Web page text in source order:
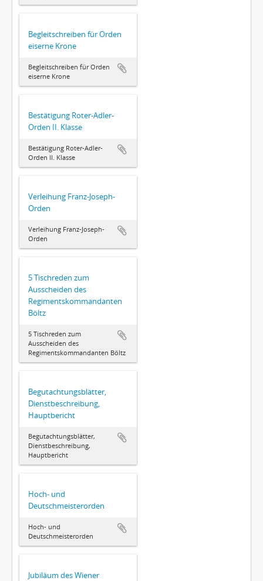
Begleitschreiben für Orden
eiserne Krone
Begleitschreiben für Orden
eiserne Krone
Bestätigung Roter-Adler-
Orden II. Klasse
Bestätigung Roter-Adler-
Orden II. Klasse
Verleihung Franz-Joseph-
Orden
Verleihung Franz-Joseph-
Orden
5 Tischreden zum
Ausscheiden des
Regimentskommandanten
Böltz
5 Tischreden zum
Ausscheiden des
Regimentskommandanten Böltz
Begutachtungsblätter,
Dienstbeschreibung,
Hauptbericht
Begutachtungsblätter,
Dienstbeschreibung,
Hauptbericht
Hoch- und
Deutschmeisterorden
Hoch- und
Deutschmeisterorden
Jubiläum des Wiener